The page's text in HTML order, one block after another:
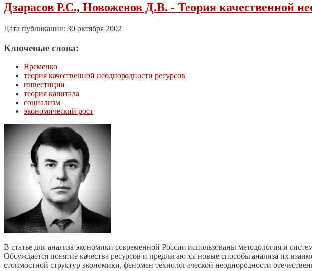
Дзарасов Р.С., Новоженов Д.В. - Теория качественной
Дата публикации: 30 октября 2002
Ключевые слова:
Яременко
теория качественной неоднородности ресурсов
инвестиции
теория капитала
социализм
экономический рост
В статье для анализа экономики современной России использованы методология и
Обсуждается понятие качества ресурсов и предлагаются новые способы анализа их
стоимостной структур экономики, феномен технологической неоднородности